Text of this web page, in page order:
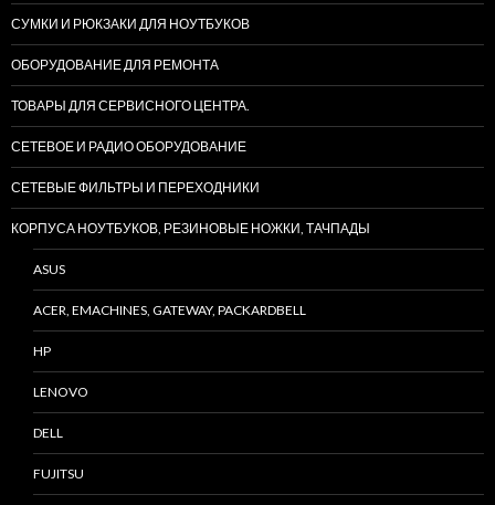
СУМКИ И РЮКЗАКИ ДЛЯ НОУТБУКОВ
ОБОРУДОВАНИЕ ДЛЯ РЕМОНТА
ТОВАРЫ ДЛЯ СЕРВИСНОГО ЦЕНТРА.
СЕТЕВОЕ И РАДИО ОБОРУДОВАНИЕ
СЕТЕВЫЕ ФИЛЬТРЫ И ПЕРЕХОДНИКИ
КОРПУСА НОУТБУКОВ, РЕЗИНОВЫЕ НОЖКИ, ТАЧПАДЫ
ASUS
ACER, EMACHINES, GATEWAY, PACKARDBELL
HP
LENOVO
DELL
FUJITSU